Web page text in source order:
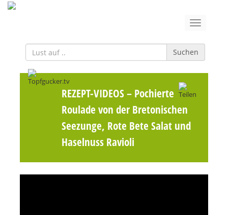
Suchen
REZEPT-VIDEOS– Pochierte
Roulade von der Bretonischen
Seezunge, Rote Bete Salat und
Haselnuss Ravioli